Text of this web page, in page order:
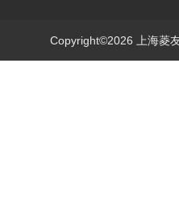
Copyright©2026 上海菱